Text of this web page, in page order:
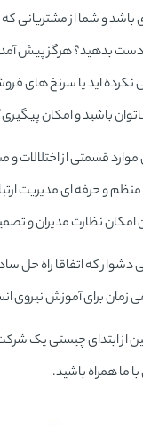
و شما از مشتریانی که
دست بدهید؟ هرگز پیش
نکرده اید یا سرنخ های
باشید و امکان
موارد قسمتی از
و حرفه ای مدیریت
امکان نظارت مدیران و
دشوار که اتفاقا راه حل
زمان برای آموزش نیروی
از ابتدای چیستی یک
با ما همراه باشید.